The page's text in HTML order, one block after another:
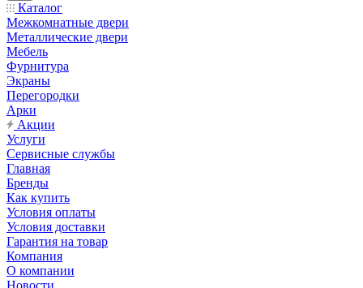
Каталог
Межкомнатные двери
Металлические двери
Мебель
Фурнитура
Экраны
Перегородки
Арки
Акции
Услуги
Сервисные службы
Главная
Бренды
Как купить
Условия оплаты
Условия доставки
Гарантия на товар
Компания
О компании
Новости